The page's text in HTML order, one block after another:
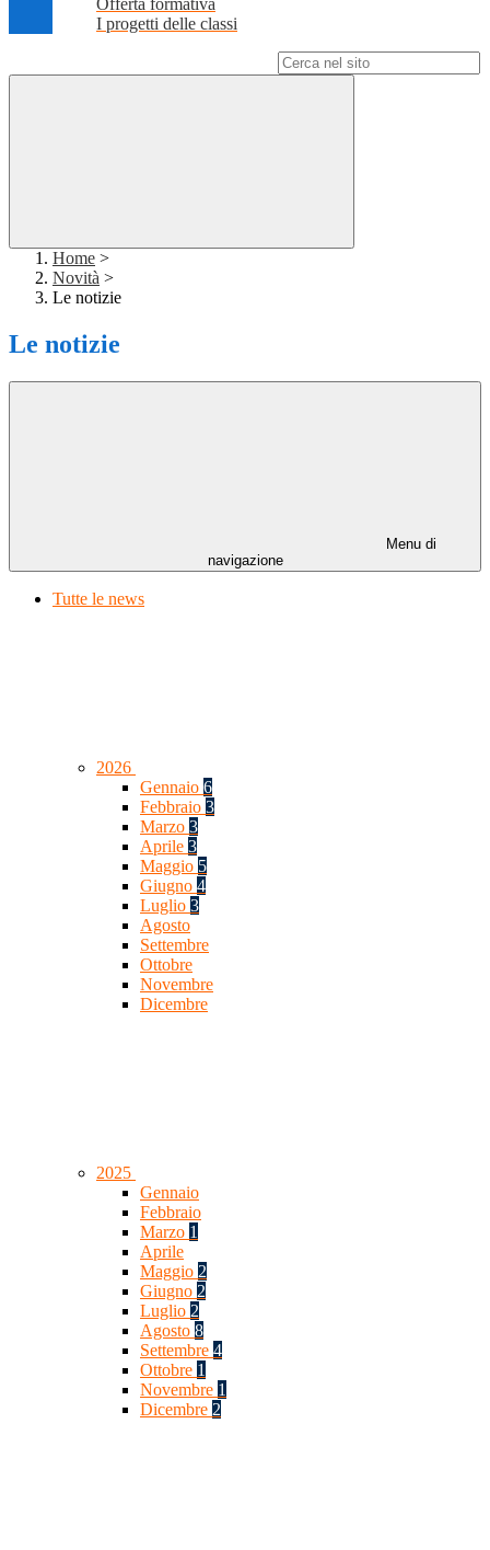
Offerta formativa
I progetti delle classi
Home >
Novità >
Le notizie
Le notizie
Menu di
navigazione
Tutte le news
2026
Gennaio 6
Febbraio 3
Marzo 3
Aprile 3
Maggio 5
Giugno 4
Luglio 3
Agosto
Settembre
Ottobre
Novembre
Dicembre
2025
Gennaio
Febbraio
Marzo 1
Aprile
Maggio 2
Giugno 2
Luglio 2
Agosto 8
Settembre 4
Ottobre 1
Novembre 1
Dicembre 2